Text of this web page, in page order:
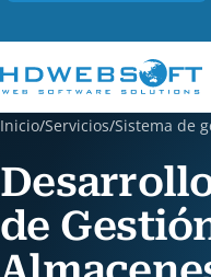
Inicio/Servicios/Sistema de
de